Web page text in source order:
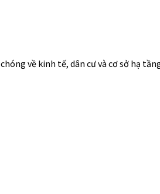
về kinh tế, dân cư và cơ sở hạ